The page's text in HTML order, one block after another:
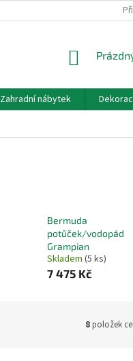
Zahradní nábytek
Bermuda
potůček/vodopád
Grampian
Skladem (5 ks)
7 475 Kč
8položek